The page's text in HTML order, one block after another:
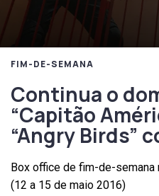
FIM-DE-SEMANA
Continua o
“Capitão
“Angry Birds”
Box office de fim-de-semana
(12 a 15 de maio 2016)